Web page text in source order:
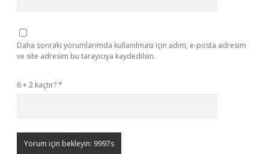
Daha sonraki yorumlarımda kullanılması için adım, e-posta adresim
ve site adresim bu tarayıcıya kaydedilsin.
6 + 2 kaçtır?*